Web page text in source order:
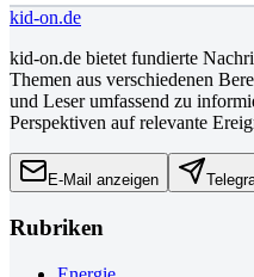
kid-on.de
kid-on.de bietet fundierte
Themen aus verschiedenen
und Leser umfassend zu
Perspektiven auf relevante
E-Mail anzeigen
Rubriken